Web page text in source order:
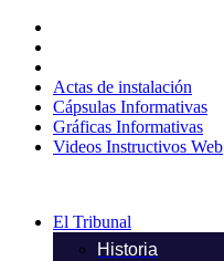
contenido
Actas de instalación
Cápsulas Informativas
Gráficas Informativas
Videos Instructivos Web
El Tribunal
Historia